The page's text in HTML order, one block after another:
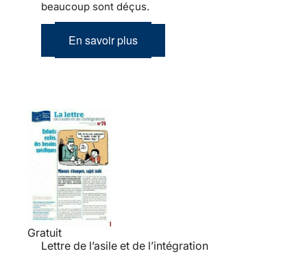
beaucoup sont déçus.
En savoir plus
Gratuit
Lettre de l’asile et de l’intégration